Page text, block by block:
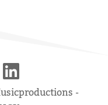
-